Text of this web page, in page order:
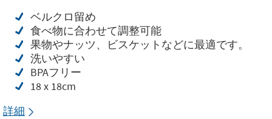
ベルクロ留め
食べ物に合わせて調整可能
果物やナッツ、ビスケットなどに最適です。
洗いやすい
BPAフリー
18 x 18cm
詳細